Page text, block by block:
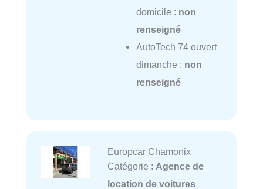
domicile : non
renseigné
AutoTech 74 ouvert
dimanche : non
renseigné
Europcar Chamonix
Catégorie : Agence de
location de voitures